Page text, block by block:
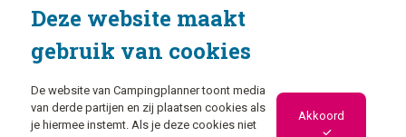
Deze website maakt
gebruik van cookies
De website van Campingplanner toont media
van derde partijen en zij plaatsen cookies als
je hiermee instemt. Als je deze cookies niet
Akkoord